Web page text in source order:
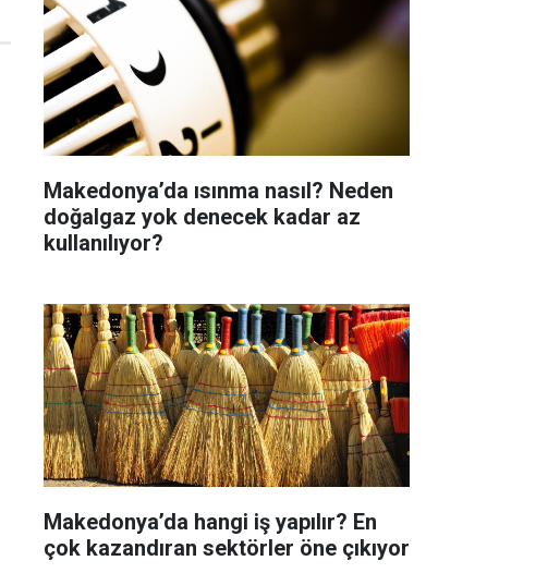
Makedonya’da ısınma nasıl? Neden
doğalgaz yok denecek kadar az
kullanılıyor?
Makedonya’da hangi iş yapılır? En
çok kazandıran sektörler öne çıkıyor